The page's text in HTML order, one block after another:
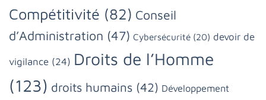
Compétitivité (82) Conseil
d’Administration (47) Cybersécurité (20) devoir de
vigilance (24) Droits de l’Homme
(123) droits humains (42) Développement